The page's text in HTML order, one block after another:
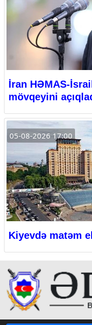
İran HƏMAS-
mövqeyini
05-08-2026 17:00
Kiyevdə matəm